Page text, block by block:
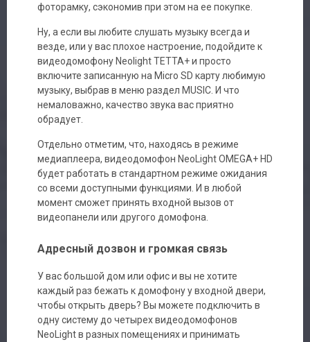
фоторамку, сэкономив при этом на ее покупке.
Ну, а если вы любите слушать музыку всегда и
везде, или у вас плохое настроение, подойдите к
видеодомофону Neolight ТЕТТА+ и просто
включите записанную на Micro SD карту любимую
музыку, выбрав в меню раздел MUSIC. И что
немаловажно, качество звука вас приятно
обрадует.
Отдельно отметим, что, находясь в режиме
медиаплеера, видеодомофон NeoLight OMEGA+ HD
будет работать в стандартном режиме ожидания
со всеми доступными функциями. И в любой
момент сможет принять входной вызов от
видеопанели или другого домофона.
Адресный дозвон и громкая связь
У вас большой дом или офис и вы не хотите
каждый раз бежать к домофону у входной двери,
чтобы открыть дверь? Вы можете подключить в
одну систему до четырех видеодомофонов
NeoLight в разных помещениях и принимать